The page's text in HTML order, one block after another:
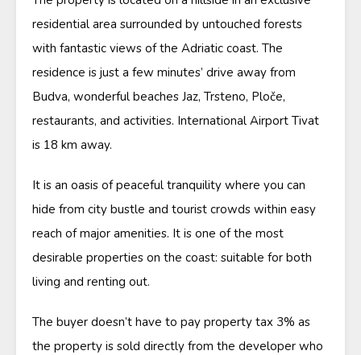
residential area surrounded by untouched forests
with fantastic views of the Adriatic coast. The
residence is just a few minutes’ drive away from
Budva, wonderful beaches Jaz, Trsteno, Ploče,
restaurants, and activities. International Airport Tivat
is 18 km away.
It is an oasis of peaceful tranquility where you can
hide from city bustle and tourist crowds within easy
reach of major amenities. It is one of the most
desirable properties on the coast: suitable for both
living and renting out.
The buyer doesn’t have to pay property tax 3% as
the property is sold directly from the developer who